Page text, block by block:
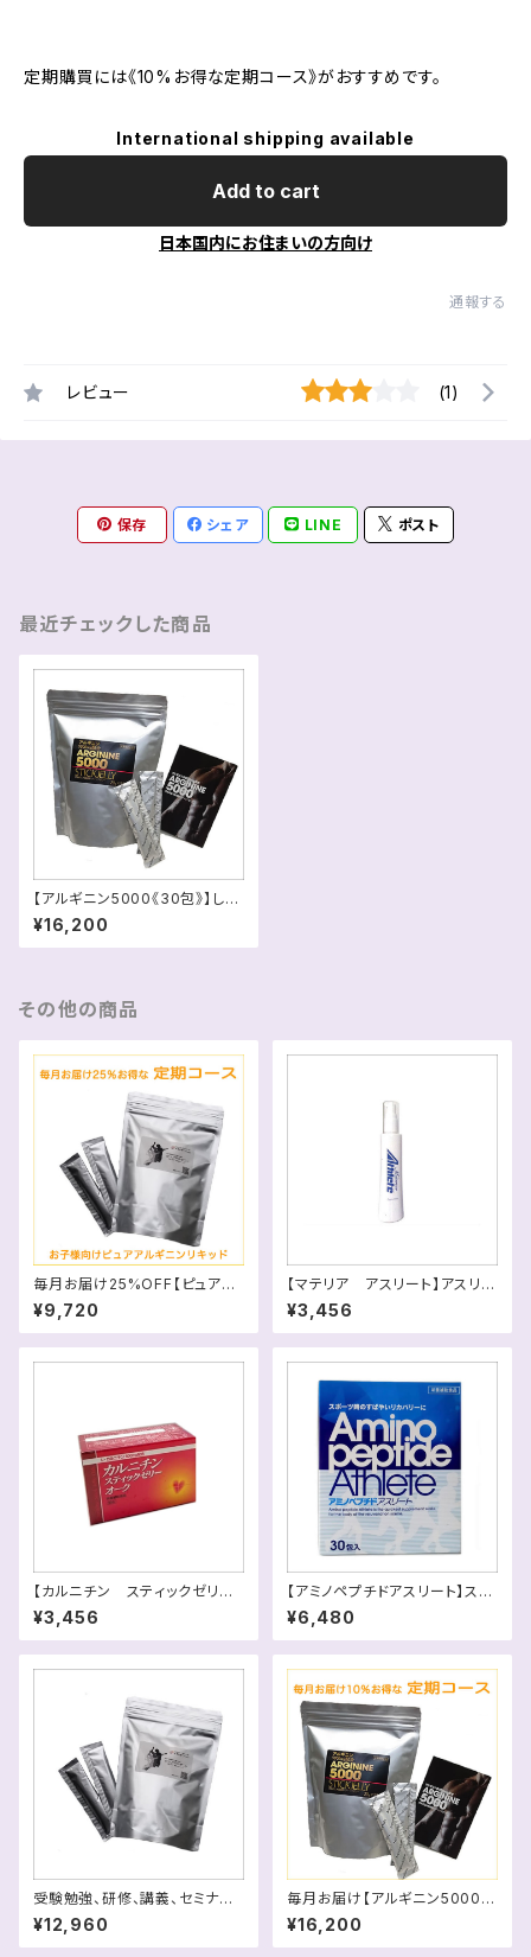
定期購買には《10%お得な定期コース》がおすすめです。
International shipping available
Add to cart
日本国内にお住まいの方向け
通報する
レビュー (1)
保存 シェア LINE ポスト
最近チェックした商品
【アルギニン5000《30包》】しじ
み10,000個分のアルギニン（ア
ミノ酸）送料込
¥16,200
その他の商品
毎月お届け25%OFF【ピュアア
ルギニンリキッド(30包)】スマホ
は画像を横に
¥9,720
【マテリア アスリート】アスリー
トプロのライト版 練習後の筋
肉・関節のケア
¥3,456
【カルニチン スティックゼリー
オーク 】送料別
¥3,456
【アミノペプチドアスリート】スポ
ーツ時の素早いリカバリーに！送
料別
¥6,480
受験勉強、研修、講義、セミナー
に集中力降臨！【ピュアアルギニ
ンリキッド】30回分
¥12,960
毎月お届け【アルギニン5000】
30 包+3包（定期10％還元）ス
マホは画像を横に
¥16,200